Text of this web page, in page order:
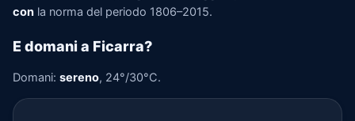
con la norma del periodo 1806–2015.
E domani a Ficarra?
Domani: sereno, 24°/30°C.